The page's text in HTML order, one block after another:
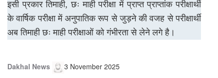
इसी प्रकार तिमाही, छः माही परीक्षा में प्राप्त प्राप्तांक परीक्षार्थी
के वार्षिक परीक्षा में अनुपातिक रूप से जुड़ने की वजह से परीक्षार्थी
अब तिमाही छः माही परीक्षाओं को गंभीरता से लेने लगे है।
Dakhal News 3 November 2025